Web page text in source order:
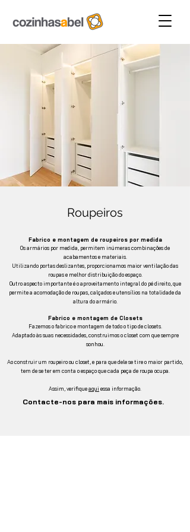
Roupeiros
Fabrico e montagem de roupeiros por medida
Os armários por medida, permitem inúmeras combinações de
acabamentos e materiais.
Utilizando portas deslizantes, proporcionamos maior ventilação das
roupas e melhor distribuição do espaço.
Outro aspecto importante é o aproveitamento integral do pé direito, que
permite a acomodação de roupas, calçados e utensílios na totalidade da
altura do armário.
Fabrico e montagem de Closets
Fazemos o fabrico e montagem de todo o tipo de closets.
Adaptado às suas necessidades, construimos o closet com que sempre
sonhou.
Ao construir um roupeiro ou closet, e para que dele se tire o maior partido,
tem de se ter em conta o espaço que cada peça de roupa ocupa.
Assim, verifiqueaqui essa informação.
Contacte-nos para mais informações.